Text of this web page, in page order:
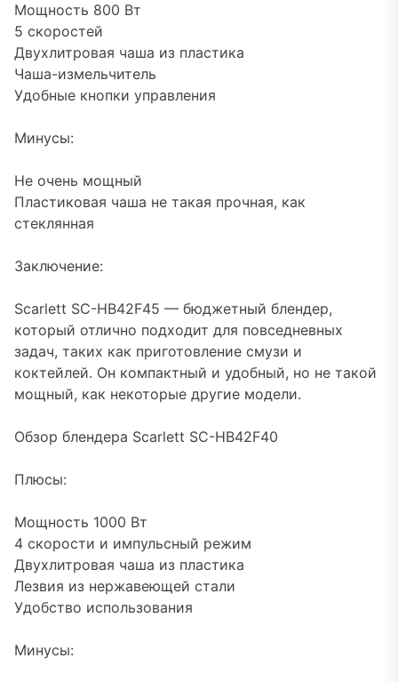
Мощность 800 Вт
5 скоростей
Двухлитровая чаша из пластика
Чаша-измельчитель
Удобные кнопки управления
Минусы:
Не очень мощный
Пластиковая чаша не такая прочная, как
стеклянная
Заключение:
Scarlett SC-HB42F45 — бюджетный блендер,
который отлично подходит для повседневных
задач, таких как приготовление смузи и
коктейлей. Он компактный и удобный, но не такой
мощный, как некоторые другие модели.
Обзор блендера Scarlett SC-HB42F40
Плюсы:
Мощность 1000 Вт
4 скорости и импульсный режим
Двухлитровая чаша из пластика
Лезвия из нержавеющей стали
Удобство использования
Минусы: